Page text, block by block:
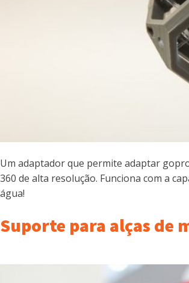
Um adaptador que permite adaptar
360 de alta resolução. Funciona com a
água!
Suporte para alças de